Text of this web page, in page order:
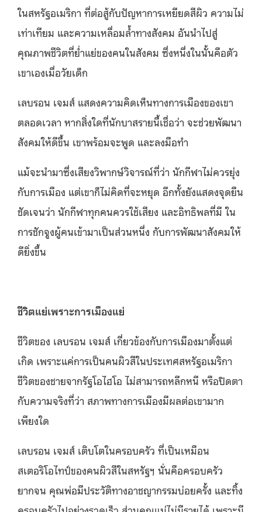
ในสหรัฐอเมริกา ที่ต่อสู้กับปัญหาการเหยียดสีผิว ความไม่
เท่าเทียม และความเหลื่อมล้ำทางสังคม อันนำไปสู่
คุณภาพชีวิตที่ย่ำแย่ของคนในสังคม ซึ่งหนึ่งในนั้นคือตัว
เขาเองเมื่อวัยเด็ก
เลบรอน เจมส์ แสดงความคิดเห็นทางการเมืองของเขา
ตลอดเวลา หากสิ่งใดที่นักบาสรายนี้เชื่อว่า จะช่วยพัฒนา
สังคมให้ดีขึ้น เขาพร้อมจะพูด และลงมือทำ
แม้จะนำมาซึ่งเสียงวิพากษ์วิจารณ์ที่ว่า นักกีฬาไม่ควรยุ่ง
กับการเมือง แต่เขาก็ไม่คิดที่จะหยุด อีกทั้งยังแสดงจุดยืน
ชัดเจนว่า นักกีฬาทุกคนควรใช้เสียง และอิทธิพลที่มี ใน
การชักจูงผู้คนเข้ามาเป็นส่วนหนึ่ง กับการพัฒนาสังคมให้
ดียิ่งขึ้น
ชีวิตแย่เพราะการเมืองแย่
ชีวิตของ เลบรอน เจมส์ เกี่ยวข้องกับการเมืองมาตั้งแต่
เกิด เพราะแค่การเป็นคนผิวสีในประเทศสหรัฐอเมริกา
ชีวิตของชายจากรัฐโอไฮโอ ไม่สามารถหลีกหนี หรือปิดตา
กับความจริงที่ว่า สภาพทางการเมืองมีผลต่อเขามาก
เพียงใด
เลบรอน เจมส์ เติบโตในครอบครัว ที่เป็นเหมือน
สเตอริโอไทป์ของคนผิวสีในสหรัฐฯ นั่นคือครอบครัว
ยากจน คุณพ่อมีประวัติทางอาชญากรรมบ่อยครั้ง และทิ้ง